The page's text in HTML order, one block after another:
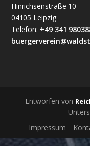
Hinrichsenstraße 10
04105 Leipzig
Telefon: +49 341
Entworfen von
Impressum